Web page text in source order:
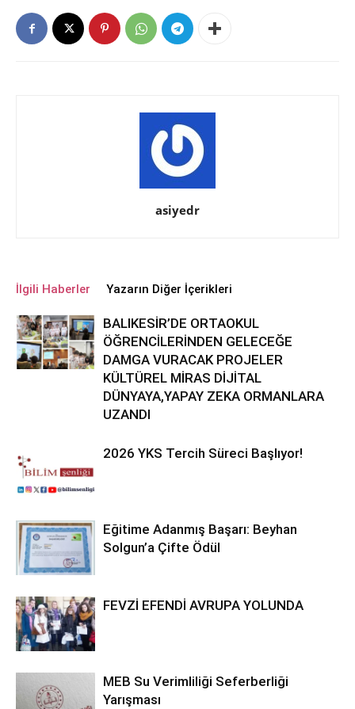
asiyedr
İlgili Haberler Yazarın Diğer İçerikleri
BALIKESİR’DE ORTAOKUL
ÖĞRENCİLERİNDEN GELECEĞE
DAMGA VURACAK PROJELER
KÜLTÜREL MİRAS DİJİTAL
DÜNYAYA,YAPAY ZEKA ORMANLARA
UZANDI
2026 YKS Tercih Süreci Başlıyor!
Eğitime Adanmış Başarı: Beyhan
Solgun’a Çifte Ödül
FEVZİ EFENDİ AVRUPA YOLUNDA
MEB Su Verimliliği Seferberliği
Yarışması